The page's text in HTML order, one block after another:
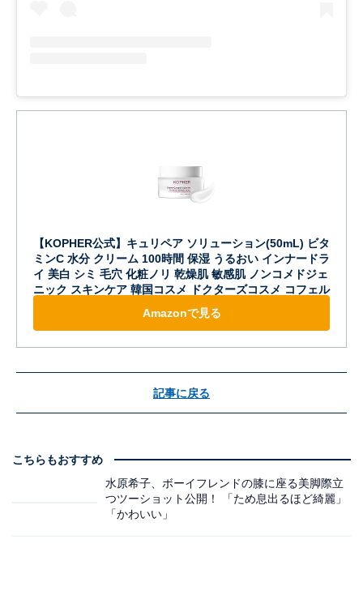
【KOPHER公式】キュリペア ソリューション(50mL) ビタ
ミンC 水分 クリーム 100時間 保湿 うるおい インナードラ
イ 美白 シミ 毛穴 化粧ノリ 乾燥肌 敏感肌 ノンコメドジェ
ニック スキンケア 韓国コスメ ドクターズコスメ コフェル
Amazonで見る
記事に戻る
こちらもおすすめ
水原希子、ボーイフレンドの膝に座る美脚際立
つツーショット公開！ 「ため息出るほど綺麗」
「かわいい」